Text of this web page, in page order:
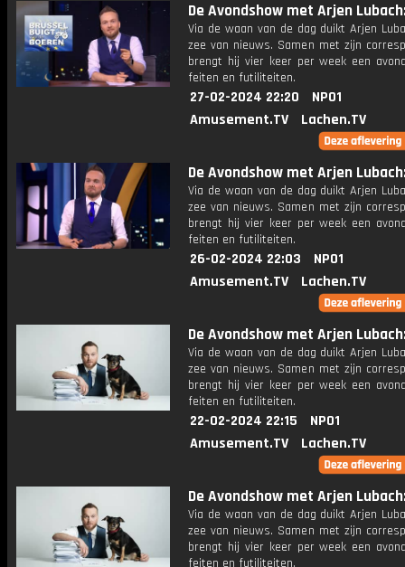
De Avondshow met Arjen
Via de waan van de dag duikt Arjen
zee van nieuws. Samen met zijn
brengt hij vier keer per week een
feiten en futiliteiten.
27-02-2024 22:20
NPO1
Amusement.TV
Lachen.TV
De Avondshow met Arjen
Via de waan van de dag duikt Arjen
zee van nieuws. Samen met zijn
brengt hij vier keer per week een
feiten en futiliteiten.
26-02-2024 22:03
NPO1
Amusement.TV
Lachen.TV
De Avondshow met Arjen
Via de waan van de dag duikt Arjen
zee van nieuws. Samen met zijn
brengt hij vier keer per week een
feiten en futiliteiten.
22-02-2024 22:15
NPO1
Amusement.TV
Lachen.TV
De Avondshow met Arjen
Via de waan van de dag duikt Arjen
zee van nieuws. Samen met zijn
brengt hij vier keer per week een
feiten en futiliteiten.